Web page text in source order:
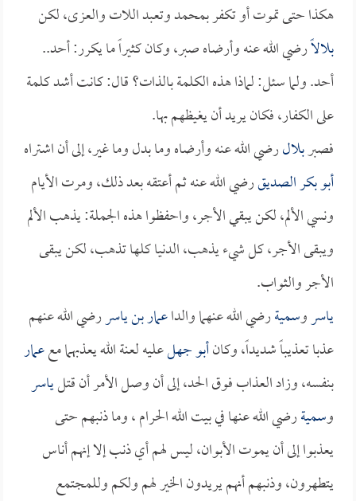
هكذا حتى تموت أو تكفر بمحمد وتعبد اللات والعزى، لكن
بلالاًرضي الله عنه وأرضاه صبر، وكان كثيراً ما يكرر: أحد..
أحد. ولما سئل: لماذا هذه الكلمة بالذات؟ قال: كانت أشد كلمة
على الكفار، فكان يريد أن يغيظهم بها.
فصبربلالرضي الله عنه وأرضاه وما بدل وما غير، إلى أن اشتراه
أبو بكر الصديقرضي الله عنه ثم أعتقه بعد ذلك، ومرت الأيام
ونسي الألم، لكن يبقي الأجر، واحفظوا هذه الجملة: يذهب الألم
ويبقى الأجر، كل شيء يذهب، الدنيا كلها تذهب، لكن يبقى
الأجر والثواب.
ياسروسميةرضي الله عنهما والداعمار بن ياسررضي الله عنهم
عذبا تعذيباً شديداً، وكانأبو جهلعليه لعنة الله يعذبهما مععمار
بنفسه، وزاد العذاب فوق الحد، إلى أن وصل الأمر أن قتلياسر
وسميةرضي الله عنها في بيت الله الحرام ، وما ذنبهم حتى
يعذبوا إلى أن يموت الأبوان، ليس لهم أي ذنب إلا إنهم أناس
يتطهرون، وذنبهم أنهم يريدون الخير لهم ولكم وللمجتمع